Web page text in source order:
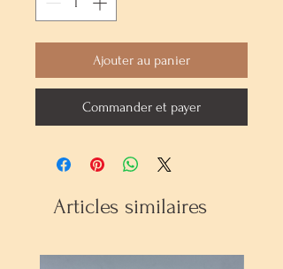
Ajouter au panier
Commander et payer
Articles similaires